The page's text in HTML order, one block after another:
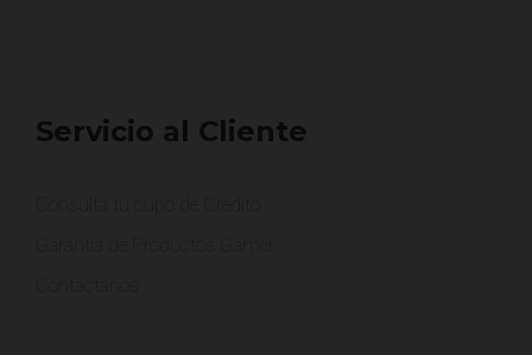
Servicio al Cliente
Consulta tu cupo de Credito
Garantia de Productos Gamer
Contáctanos